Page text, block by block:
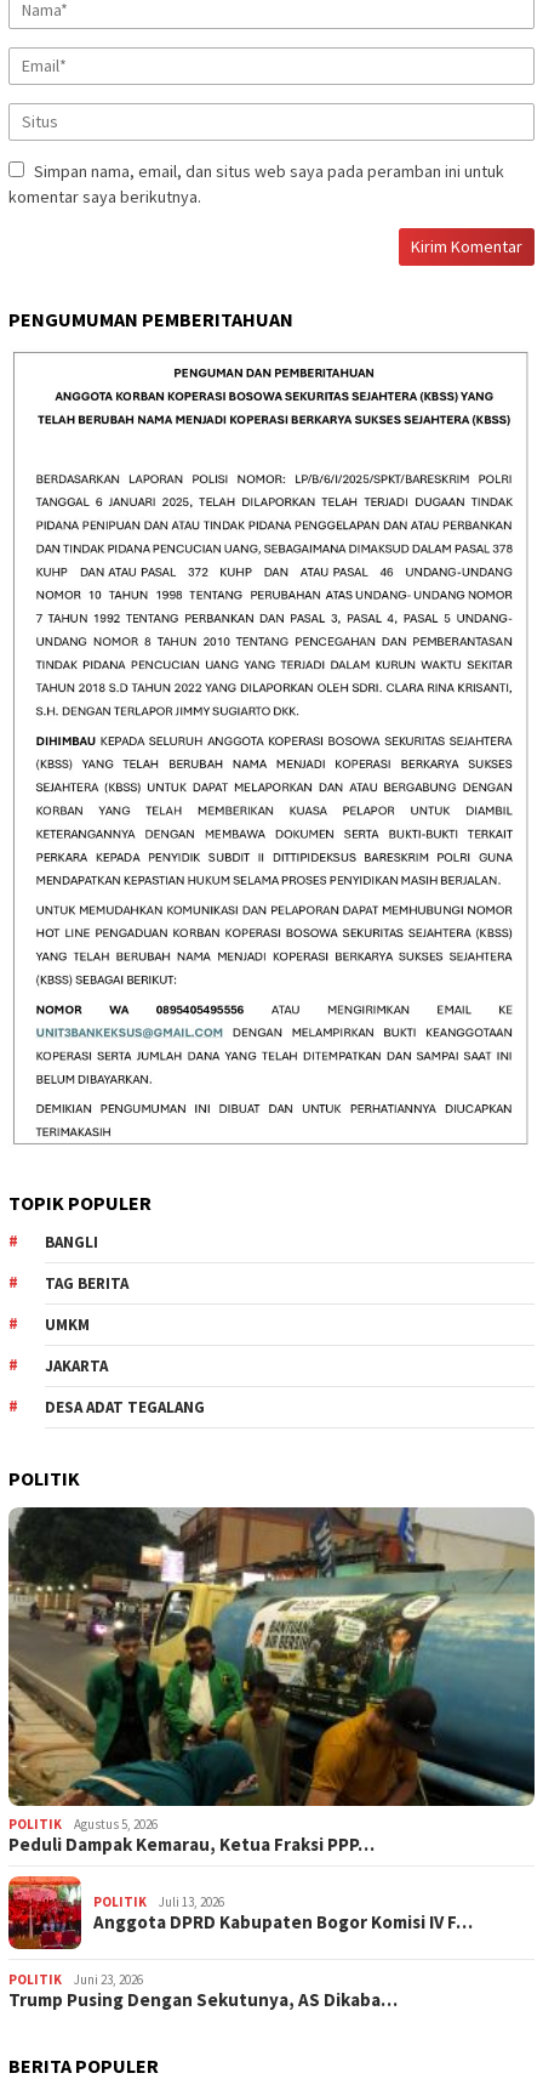
Simpan nama, email, dan situs web saya pada peramban ini untuk
komentar saya berikutnya.
PENGUMUMAN PEMBERITAHUAN
TOPIK POPULER
BANGLI
TAG BERITA
UMKM
JAKARTA
DESA ADAT TEGALANG
POLITIK
POLITIK Agustus 5, 2026
‎Peduli Dampak Kemarau, Ketua Fraksi PPP…
POLITIK Juli 13, 2026
Anggota DPRD Kabupaten Bogor Komisi IV F…
POLITIK Juni 23, 2026
Trump Pusing Dengan Sekutunya, AS Dikaba…
BERITA POPULER